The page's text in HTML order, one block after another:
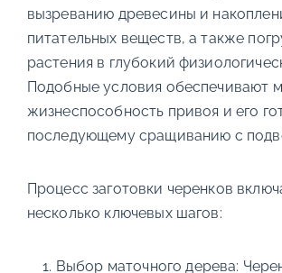
вызреванию древесины и
питательных веществ, а также
растения в глубокий
Подобные условия обеспечивают
жизнеспособность привоя и его
последующему сращиванию с
Процесс заготовки черенков
несколько ключевых шагов:
Выбор маточного дерева: